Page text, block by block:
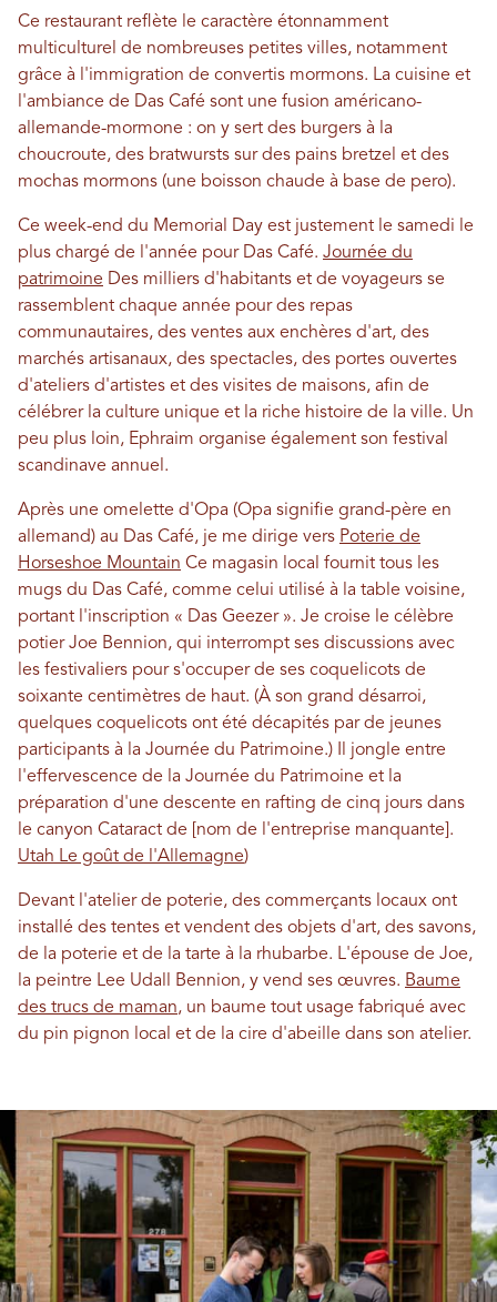
Ce restaurant reflète le caractère étonnamment
multiculturel de nombreuses petites villes, notamment
grâce à l'immigration de convertis mormons. La cuisine et
l'ambiance de Das Café sont une fusion américano-
allemande-mormone : on y sert des burgers à la
choucroute, des bratwursts sur des pains bretzel et des
mochas mormons (une boisson chaude à base de pero).
Ce week-end du Memorial Day est justement le samedi le
plus chargé de l'année pour Das Café. Journée du
patrimoine Des milliers d'habitants et de voyageurs se
rassemblent chaque année pour des repas
communautaires, des ventes aux enchères d'art, des
marchés artisanaux, des spectacles, des portes ouvertes
d'ateliers d'artistes et des visites de maisons, afin de
célébrer la culture unique et la riche histoire de la ville. Un
peu plus loin, Ephraim organise également son festival
scandinave annuel.
Après une omelette d'Opa (Opa signifie grand-père en
allemand) au Das Café, je me dirige vers Poterie de
Horseshoe Mountain Ce magasin local fournit tous les
mugs du Das Café, comme celui utilisé à la table voisine,
portant l'inscription « Das Geezer ». Je croise le célèbre
potier Joe Bennion, qui interrompt ses discussions avec
les festivaliers pour s'occuper de ses coquelicots de
soixante centimètres de haut. (À son grand désarroi,
quelques coquelicots ont été décapités par de jeunes
participants à la Journée du Patrimoine.) Il jongle entre
l'effervescence de la Journée du Patrimoine et la
préparation d'une descente en rafting de cinq jours dans
le canyon Cataract de [nom de l'entreprise manquante].
Utah Le goût de l'Allemagne)
Devant l'atelier de poterie, des commerçants locaux ont
installé des tentes et vendent des objets d'art, des savons,
de la poterie et de la tarte à la rhubarbe. L'épouse de Joe,
la peintre Lee Udall Bennion, y vend ses œuvres. Baume
des trucs de maman, un baume tout usage fabriqué avec
du pin pignon local et de la cire d'abeille dans son atelier.